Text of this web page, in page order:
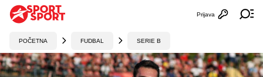
Otvori
Prijava
POČETNA FUDBAL SERIE B